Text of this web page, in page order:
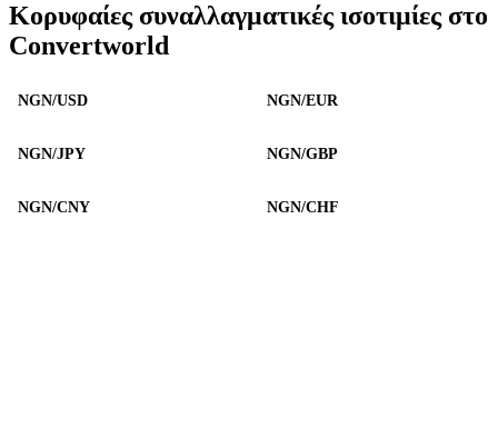
Κορυφαίες συναλλαγματικές ισοτιμίες στο
Convertworld
NGN/USD NGN/EUR
NGN/JPY NGN/GBP
NGN/CNY NGN/CHF